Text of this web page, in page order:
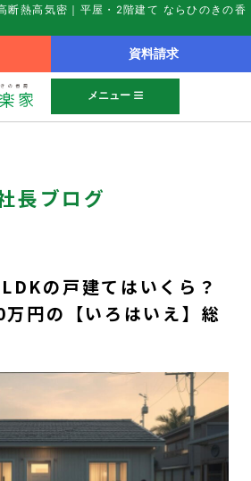
断熱高気密｜平屋・2階建て ならひのきの香
資料請求
メニュー
長ブログ
の戸建てはいくら？
円の【いろはいえ】総